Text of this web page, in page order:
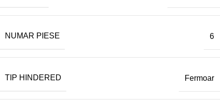
NUMAR PIESE 6
TIP HINDERED Fermoar